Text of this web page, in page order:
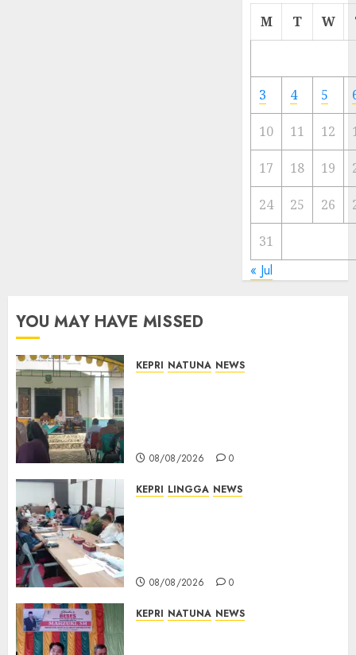
Cermin
Ibu
Kota
23/11/
M T W
3 4 5
10 11 12
17 18 19
24 25 26
31
« Jul
YOU MAY HAVE MISSED
KEPRI NATUNA NEWS
08/08/2026 0
KEPRI LINGGA NEWS
08/08/2026 0
KEPRI NATUNA NEWS